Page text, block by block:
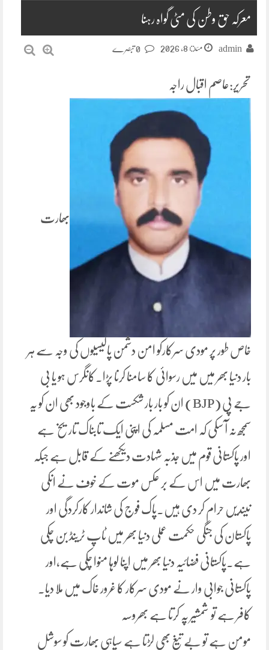
معرکہ حق وطن کی مٹی گواہ رہنا
admin مئ 8, 2026
تحریر:عاصم اقبال راجہ
بھارت
خاص طور پر مودی سرکارکو امن دشمن پالیسیوں کی وجہ سے ہر
بار دنیا بھر میں میں رسوائی کا سامنا کرنا پڑا۔کانگرس ہو یا بی
جے پی (BJP) ان کو بار بار شکست کے باوجود بھی ان کو یہ
سمجھ نہ آ سکی کہ امت مسلمہ کی اپنی ایک تابناک تاریخ ہے
اور پاکستانی قوم میں جذبہ شہادت دیکھنے کے قابل ہے جبکہ
بھارت میں اس کے بر عکس موت کے خوف نے انکی
نیندیں حرام کر دی ہیں۔پاک فوج کی شاندار کارکردگی اور
پاکستان کی جنگی حکمت عملی دنیا بھر میں ٹاپ ٹرینڈ بن چکی
ہے۔پاکستانی فضائیہ دنیا بھر میں اپنا لوہا منوا چکی ہے،اور
پاکستانی جوابی وار نے مودی سرکار کا غرور خاک میں ملا دیا۔
کافر ہے تو شمشیر پہ کرتا ہے بھروسہ
مومن ہے تو بے تیغ بھی لڑتا ہے سپاہی بھارت کو سوشل